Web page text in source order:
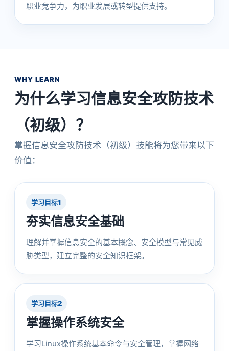
职业竞争力，为职业发展或转型提供支持。
WHY LEARN
为什么学习信息安全攻防技术
（初级）？
掌握信息安全攻防技术（初级）技能将为您带来以下
价值：
学习目标1
夯实信息安全基础
理解并掌握信息安全的基本概念、安全模型与常见威
胁类型，建立完整的安全知识框架。
学习目标2
掌握操作系统安全
学习Linux操作系统基本命令与安全管理，掌握网络